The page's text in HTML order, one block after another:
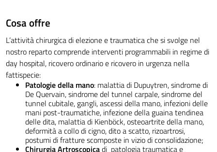
Cosa offre
L’attività chirurgica di elezione e traumatica che si svolge nel
nostro reparto comprende interventi programmabili in regime di
day hospital, ricovero ordinario e ricovero in urgenza nella
fattispecie:
Patologie della mano: malattia di Dupuytren, sindrome di
De Quervain, sindrome del tunnel carpale, sindrome del
tunnel cubitale, gangli, ascessi della mano, infezioni delle
mani post-traumatiche, infezione della guaina tendinea
delle dita, malattia di Kienböck, osteoartrite della mano,
deformità a collo di cigno, dito a scatto, rizoartrosi,
postumi di fratture scomposte in vizio di consolidazione;
Chirurgia Artroscopicadi patologia traumatica e